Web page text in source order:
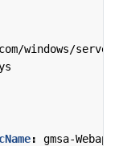
windows/
:
gmsa-Webapp1